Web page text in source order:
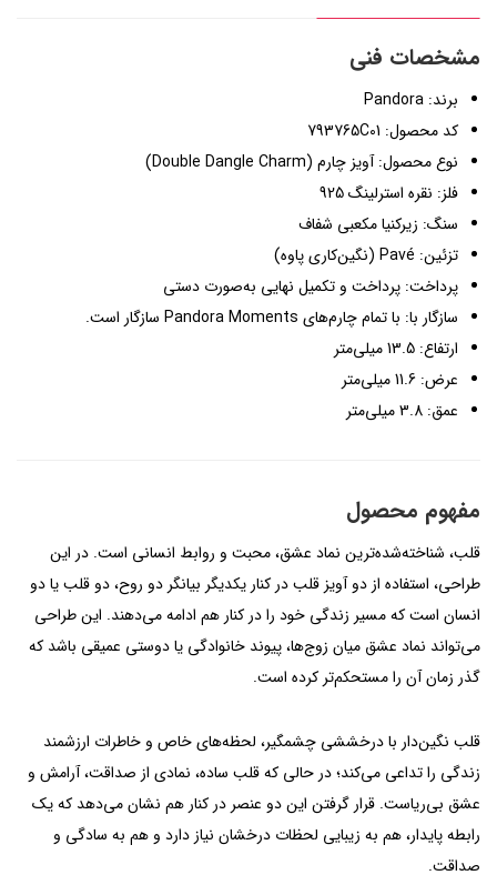
مشخصات فنی
برند: Pandora
کد محصول: 793765C01
نوع محصول: آویز چارم (Double Dangle Charm)
فلز: نقره استرلینگ 925
سنگ: زیرکنیا مکعبی شفاف
تزئین: Pavé (نگین‌کاری پاوه)
پرداخت: پرداخت و تکمیل نهایی به‌صورت دستی
سازگار با: با تمام چارم‌های Pandora Moments سازگار است.
ارتفاع: 13.5 میلی‌متر
عرض: 11.6 میلی‌متر
عمق: 3.8 میلی‌متر
مفهوم محصول
قلب، شناخته‌شده‌ترین نماد عشق، محبت و روابط انسانی است. در این
طراحی، استفاده از دو آویز قلب در کنار یکدیگر بیانگر دو روح، دو قلب یا دو
انسان است که مسیر زندگی خود را در کنار هم ادامه می‌دهند. این طراحی
می‌تواند نماد عشق میان زوج‌ها، پیوند خانوادگی یا دوستی عمیقی باشد که
گذر زمان آن را مستحکم‌تر کرده است.
قلب نگین‌دار با درخششی چشمگیر، لحظه‌های خاص و خاطرات ارزشمند
زندگی را تداعی می‌کند؛ در حالی که قلب ساده، نمادی از صداقت، آرامش و
عشق بی‌ریاست. قرار گرفتن این دو عنصر در کنار هم نشان می‌دهد که یک
رابطه پایدار، هم به زیبایی لحظات درخشان نیاز دارد و هم به سادگی و
صداقت.